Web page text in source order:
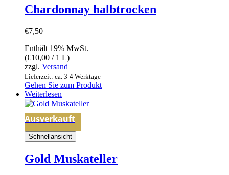
Chardonnay halbtrocken
€7,50
Enthält 19% MwSt.
(€10,00 / 1 L)
zzgl. Versand
Lieferzeit: ca. 3-4 Werktage
Gehen Sie zum Produkt
Weiterlesen
Ausverkauft
Schnellansicht
Gold Muskateller